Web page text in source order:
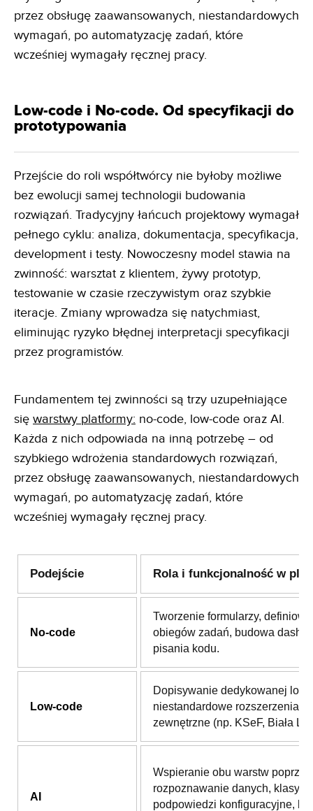
przez obsługę zaawansowanych, niestandardowych
wymagań, po automatyzację zadań, które
wcześniej wymagały ręcznej pracy.
Low-code i No-code. Od specyfikacji do
prototypowania
Przejście do roli współtwórcy nie byłoby możliwe
bez ewolucji samej technologii budowania
rozwiązań. Tradycyjny łańcuch projektowy wymagał
pełnego cyklu: analiza, dokumentacja, specyfikacja,
development i testy. Nowoczesny model stawia na
zwinność: warsztat z klientem, żywy prototyp,
testowanie w czasie rzeczywistym oraz szybkie
iteracje. Zmiany wprowadza się natychmiast,
eliminując ryzyko błędnej interpretacji specyfikacji
przez programistów.
Fundamentem tej zwinności są trzy uzupełniające
się warstwy platformy: no-code, low-code oraz AI.
Każda z nich odpowiada na inną potrzebę – od
szybkiego wdrożenia standardowych rozwiązań,
przez obsługę zaawansowanych, niestandardowych
wymagań, po automatyzację zadań, które
wcześniej wymagały ręcznej pracy.
Podejście Rola i funkcjonalność w
No-code
Tworzenie formularzy,
obiegów zadań, budowa
pisania kodu.
Low-code
Dopisywanie dedykowanej
niestandardowe rozszerzenia i
zewnętrzne (np. KSeF, Biała
AI
Wspieranie obu warstw
rozpoznawanie danych,
podpowiedzi konfiguracyjne,